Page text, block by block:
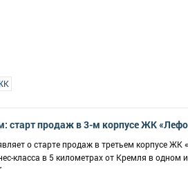
старт продаж в 3-м корпусе ЖК
о старте продаж в третьем корпусе ЖК
класса в 5 километрах от Кремля в одном